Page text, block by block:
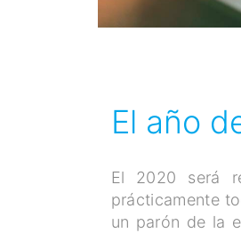
El año
El 2020 será
prácticamente
un parón de la